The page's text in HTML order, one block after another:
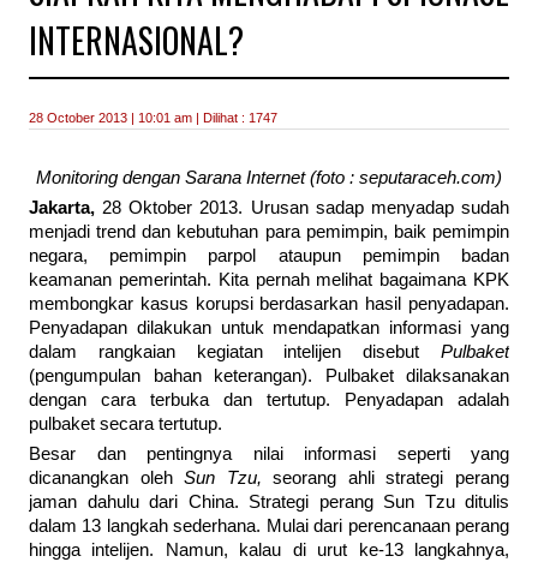
INTERNASIONAL?
28 October 2013 | 10:01 am | Dilihat : 1747
Monitoring dengan Sarana Internet (foto : seputaraceh.com)
Jakarta, 28 Oktober 2013. Urusan sadap menyadap sudah
menjadi trend dan kebutuhan para pemimpin, baik pemimpin
negara, pemimpin parpol ataupun pemimpin badan
keamanan pemerintah. Kita pernah melihat bagaimana KPK
membongkar kasus korupsi berdasarkan hasil penyadapan.
Penyadapan dilakukan untuk mendapatkan informasi yang
dalam rangkaian kegiatan intelijen disebut Pulbaket
(pengumpulan bahan keterangan). Pulbaket dilaksanakan
dengan cara terbuka dan tertutup. Penyadapan adalah
pulbaket secara tertutup.
Besar dan pentingnya nilai informasi seperti yang
dicanangkan olehSun Tzu, seorang ahli strategi perang
jaman dahulu dari China. Strategi perang Sun Tzu ditulis
dalam 13 langkah sederhana. Mulai dari perencanaan perang
hingga intelijen. Namun, kalau di urut ke-13 langkahnya,